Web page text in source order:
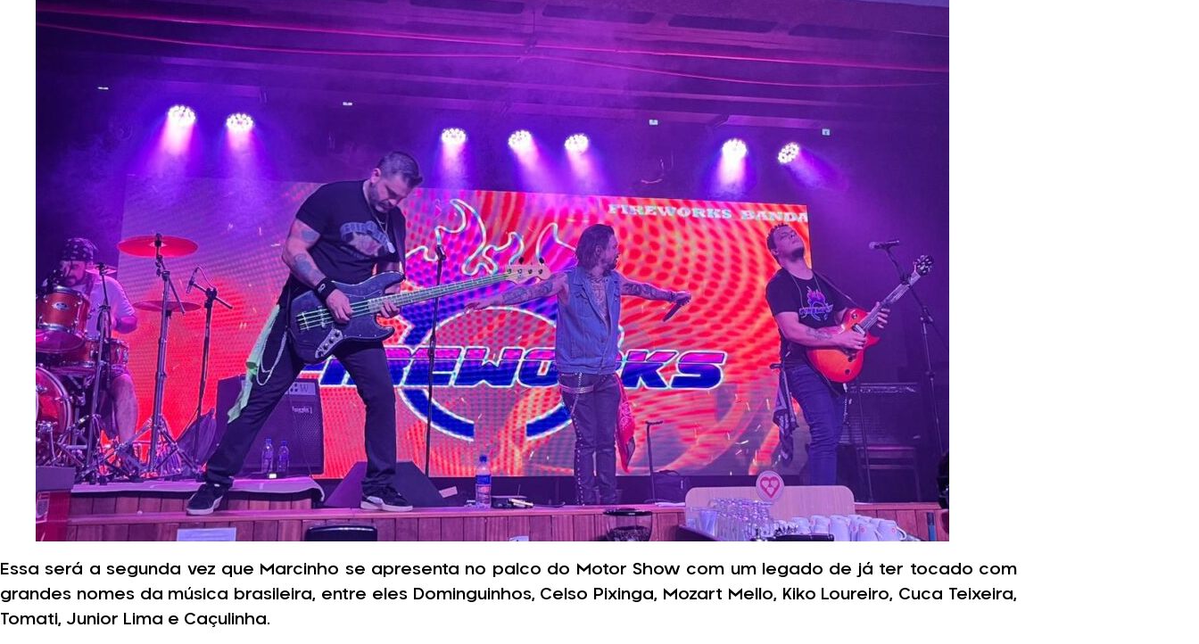
Essa será a segunda vez que Marcinho se apresenta no palco do Motor Show com um legado de já ter tocado com
grandes nomes da música brasileira, entre eles Dominguinhos, Celso Pixinga, Mozart Mello, Kiko Loureiro, Cuca Teixeira,
Tomati, Junior Lima e Caçulinha.